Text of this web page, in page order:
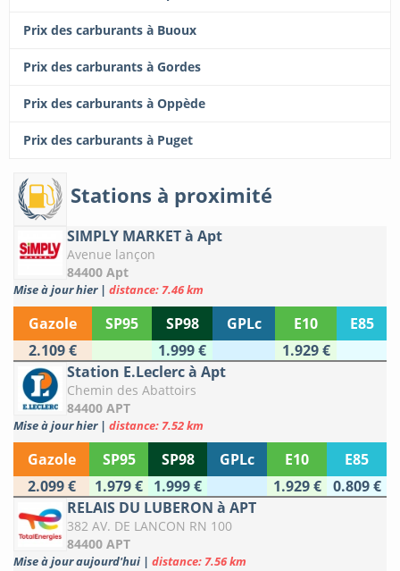
Prix des carburants à Buoux
Prix des carburants à Gordes
Prix des carburants à Oppède
Prix des carburants à Puget
Stations à proximité
SIMPLY MARKET à Apt
Avenue lançon
84400 Apt
Mise à jour hier | distance: 7.46 km
Gazole SP95 SP98 GPLc E10
E85
2.109 €
1.999 €
1.929 €
Station E.Leclerc à Apt
Chemin des Abattoirs
84400 APT
Mise à jour hier | distance: 7.52 km
Gazole SP95 SP98 GPLc E10
E85
2.099 €
1.979 € 1.999 € 1.929 €
0.809 €
RELAIS DU LUBERON à APT
382 AV. DE LANCON RN 100
84400 APT
Mise à jour aujourd'hui | distance: 7.56 km